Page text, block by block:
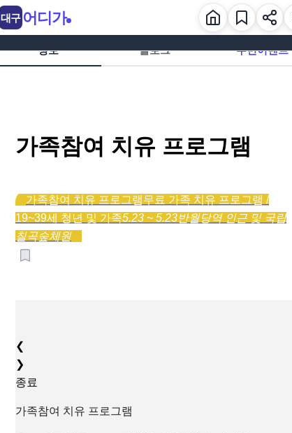
정보 블로그 주변이벤트
가족참여 치유 프로그램
가족참여 치유 프로그램무료 가족 치유 프로그램 /
19~39세 청년 및 가족5.23 ~ 5.23반월당역 인근 및 국립
칠곡숲체원
❮
❯
종료
가족참여 치유 프로그램
대구 어디가